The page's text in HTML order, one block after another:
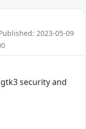
2023-05-09
security and